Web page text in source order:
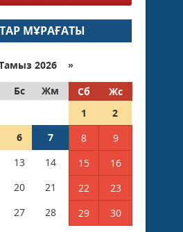
МҰРАҒАТЫ
2026 »
Бс Жм Сб
Жс
1
2
6 7 8
9
13 14 15
16
20 21 22
23
27 28 29
30